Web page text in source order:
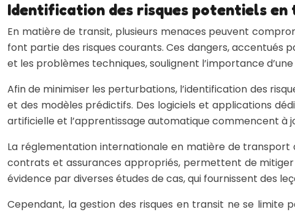
Identification des risques potentiels
En matière de transit, plusieurs menaces peuvent
font partie des risques courants. Ces dangers, accentués
et les problèmes techniques, soulignent l’importance
Afin de minimiser les perturbations, l’identification des
et des modèles prédictifs. Des logiciels et applications
artificielle et l’apprentissage automatique commencent à
La réglementation internationale en matière de transport
contrats et assurances appropriés, permettent de
évidence par diverses études de cas, qui fournissent des
Cependant, la gestion des risques en transit ne se limite